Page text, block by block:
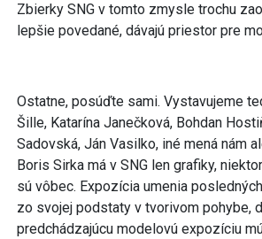
Zbierky SNG v tomto zmysle trochu
lepšie povedané, dávajú priestor pre
Ostatne, posúďte sami. Vystavujeme
Šille, Katarína Janečková, Bohdan
Sadovská, Ján Vasilko, iné mená nám
Boris Sirka má v SNG len grafiky,
sú vôbec. Expozícia umenia
zo svojej podstaty v tvorivom pohybe,
predchádzajúcu modelovú expozíciu